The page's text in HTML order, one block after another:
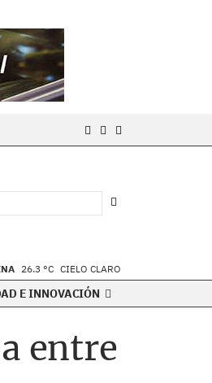
26.3 °C CIELO CLARO
E INNOVACIÓN
entre